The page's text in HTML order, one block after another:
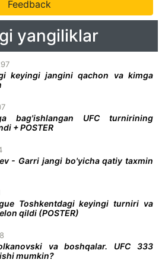
Feedback
yangiliklar
keyingi jangini qachon va kimga
bag'ishlangan UFC turnirining
+ POSTER
- Garri jangi bo'yicha qatiy taxmin
Toshkentdagi keyingi turniri va
qildi (POSTER)
va boshqalar. UFC 333
mumkin?